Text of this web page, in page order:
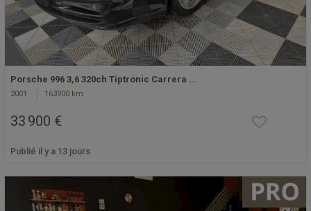
Porsche 996 3,6 320ch Tiptronic Carrera …
2001 163900 km
33 900 €
Publié il y a 13 jours